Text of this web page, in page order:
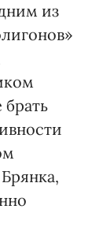
из
брать